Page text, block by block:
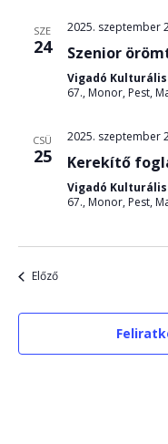
SZE
24
2025. szeptember
Szenior
Vigadó
67., Monor, Pest,
CSÜ
25
2025. szeptember
Kerekítő
Vigadó
67., Monor, Pest,
ElőzőEsemények